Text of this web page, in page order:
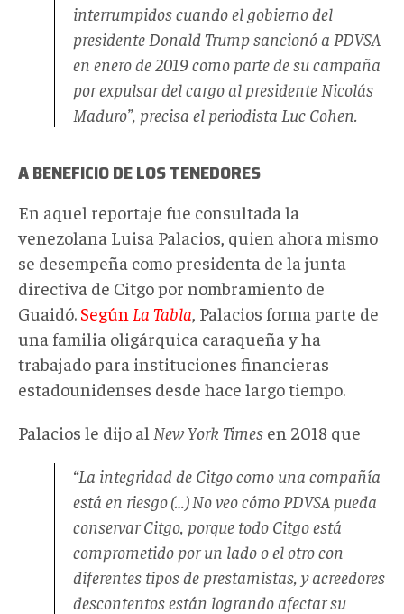
interrumpidos cuando el gobierno del
presidente Donald Trump sancionó a PDVSA
en enero de 2019 como parte de su campaña
por expulsar del cargo al presidente Nicolás
Maduro”, precisa el periodista Luc Cohen.
A BENEFICIO DE LOS TENEDORES
En aquel reportaje fue consultada la
venezolana Luisa Palacios, quien ahora mismo
se desempeña como presidenta de la junta
directiva de Citgo por nombramiento de
Guaidó. Según La Tabla , Palacios forma parte de
una familia oligárquica caraqueña y ha
trabajado para instituciones financieras
estadounidenses desde hace largo tiempo.
Palacios le dijo al New York Times en 2018 que
“La integridad de Citgo como una compañía
está en riesgo (…) No veo cómo PDVSA pueda
conservar Citgo, porque todo Citgo está
comprometido por un lado o el otro con
diferentes tipos de prestamistas, y acreedores
descontentos están logrando afectar su